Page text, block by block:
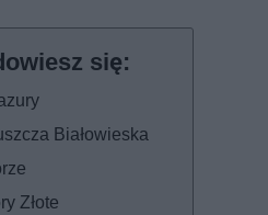
Białowieska
Złote